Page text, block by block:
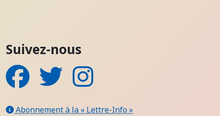
Suivez-nous
FacebookTwitter Instagram
Abonnement à la « Lettre-Info »